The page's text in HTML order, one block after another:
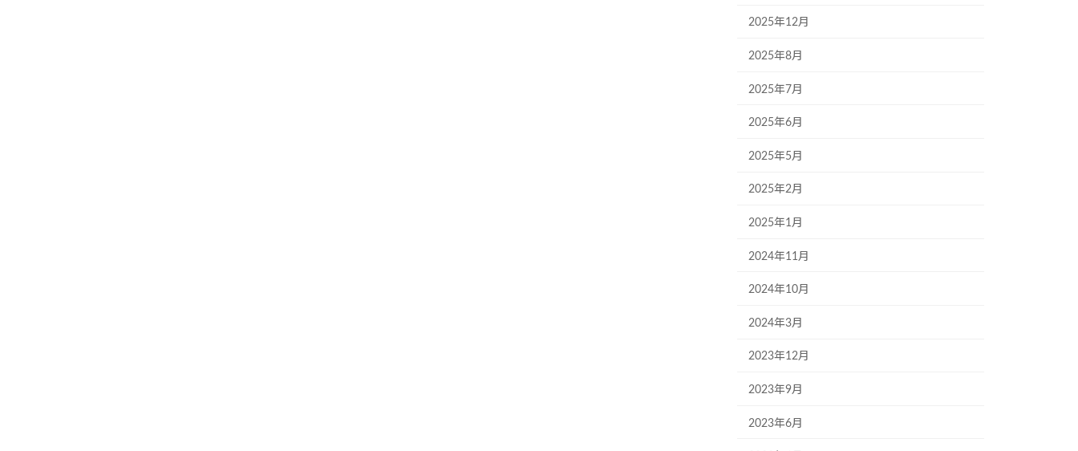
2025年12月
2025年8月
2025年7月
2025年6月
2025年5月
2025年2月
2025年1月
2024年11月
2024年10月
2024年3月
2023年12月
2023年9月
2023年6月